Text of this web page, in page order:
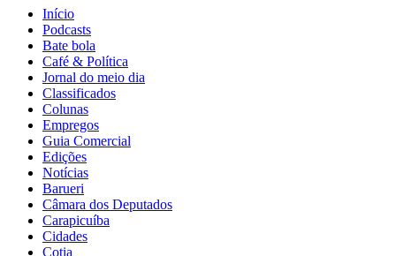
Início
Podcasts
Bate bola
Café & Política
Jornal do meio dia
Classificados
Colunas
Empregos
Guia Comercial
Edições
Notícias
Barueri
Câmara dos Deputados
Carapicuíba
Cidades
Cotia